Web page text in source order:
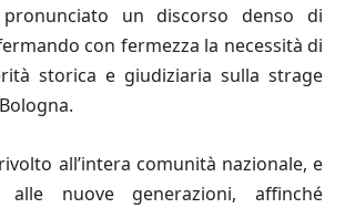
un discorso denso di
con fermezza la necessità di
storica e giudiziaria sulla strage
all’intera comunità nazionale, e
nuove generazioni, affinché